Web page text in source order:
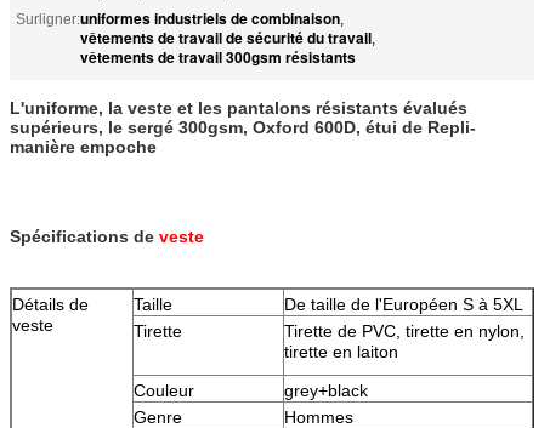
Surligner:uniformes industriels de combinaison,
vêtements de travail de sécurité du travail,
vêtements de travail 300gsm résistants
L'uniforme, la veste et les pantalons résistants évalués
supérieurs, le sergé 300gsm, Oxford 600D, étui de Repli-
manière empoche
Spécifications de veste
Détails de
veste
Taille
De taille de l'Européen S à 5XL
Tirette
Tirette de PVC, tirette en nylon,
tirette en laiton
Couleur
grey+black
Genre
Hommes